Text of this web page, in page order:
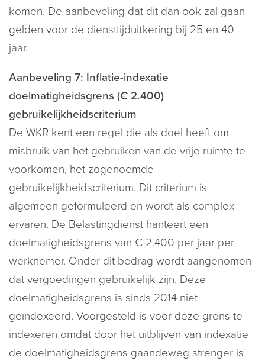
komen. De aanbeveling dat dit dan ook zal gaan
gelden voor de diensttijduitkering bij 25 en 40
jaar.
Aanbeveling 7: Inflatie-indexatie
doelmatigheidsgrens (€ 2.400)
gebruikelijkheidscriterium
De WKR kent een regel die als doel heeft om
misbruik van het gebruiken van de vrije ruimte te
voorkomen, het zogenoemde
gebruikelijkheidscriterium. Dit criterium is
algemeen geformuleerd en wordt als complex
ervaren. De Belastingdienst hanteert een
doelmatigheidsgrens van € 2.400 per jaar per
werknemer. Onder dit bedrag wordt aangenomen
dat vergoedingen gebruikelijk zijn. Deze
doelmatigheidsgrens is sinds 2014 niet
geïndexeerd. Voorgesteld is voor deze grens te
indexeren omdat door het uitblijven van indexatie
de doelmatigheidsgrens gaandeweg strenger is